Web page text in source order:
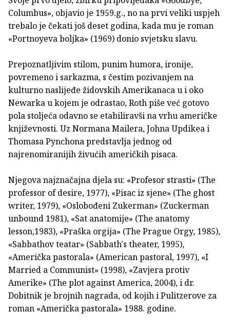
Columbus», objavio je 1959.g., no na prvi veliki uspjeh
trebalo je čekati još deset godina, kada mu je roman
«Portnoyeva boljka» (1969) donio svjetsku slavu.
Prepoznatljivim stilom, punim humora, ironije,
povremeno i sarkazma, s čestim pozivanjem na
kulturno naslijeđe židovskih Amerikanaca u i oko
Newarka u kojem je odrastao, Roth piše već gotovo
pola stoljeća odavno se etabiliravši na vrhu američke
književnosti. Uz Normana Mailera, Johna Updikea i
Thomasa Pynchona predstavlja jednog od
najrenomiranijih živućih američkih pisaca.
Njegova najznačajna djela su: «Profesor strasti» (The
professor of desire, 1977), «Pisac iz sjene» (The ghost
writer, 1979), «Oslobođeni Zukerman» (Zuckerman
unbound 1981), «Sat anatomije» (The anatomy
lesson,1983), «Praška orgija» (The Prague Orgy, 1985),
«Sabbathov teatar» (Sabbath's theater, 1995),
«Američka pastorala» (American pastoral, 1997), «I
Married a Communist» (1998), «Zavjera protiv
Amerike» (The plot against America, 2004), i dr.
Dobitnik je brojnih nagrada, od kojih i Pulitzerove za
roman «Američka pastorala» 1988. godine.